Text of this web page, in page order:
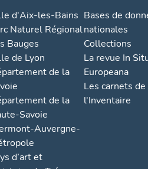
d'Aix-les-Bains
Naturel Régional
Bauges
de Lyon
de la
de la
Savoie
Auvergne-
d’art et
Bases de
nationales
Collections
La revue In
Europeana
Les carnets de
l'Inventaire